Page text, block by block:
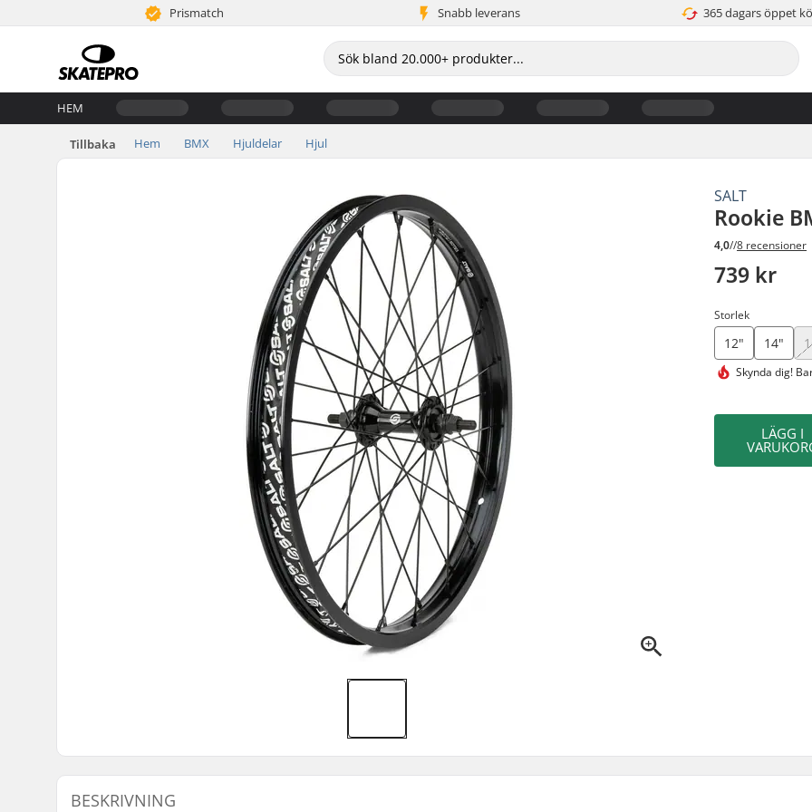
Prismatch Snabb leverans 365 dagars öppet
HEM
Tillbaka Hem BMX Hjuldelar Hjul
SALT
Rookie
4,0//8 recensioner
739 kr
Storlek
12" 14"
Skynda dig!
LÄGG I
BESKRIVNING